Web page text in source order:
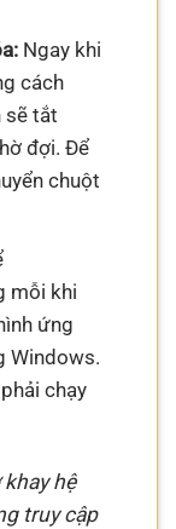
Ngay khi
cách
sẽ tắt
đợi. Để
chuột
mỗi khi
ứng
Windows.
chạy
hệ
truy cập